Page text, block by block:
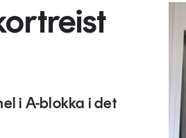
i A-blokka i det